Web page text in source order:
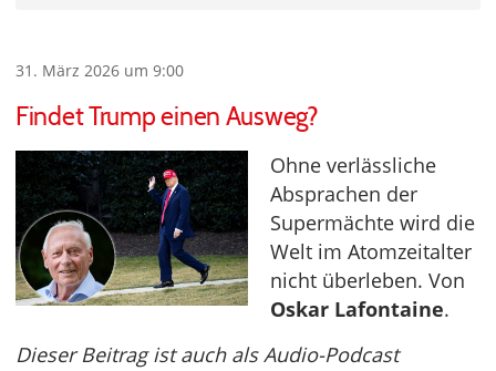
31. März 2026 um 9:00
Findet Trump einen Ausweg?
Ohne verlässliche
Absprachen der
Supermächte wird die
Welt im Atomzeitalter
nicht überleben. Von
Oskar Lafontaine.
Dieser Beitrag ist auch als Audio-Podcast